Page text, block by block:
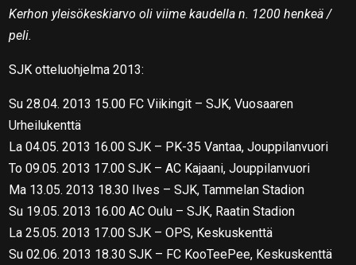
Kerhon yleisökeskiarvo oli viime kaudella n. 1200 henkeä /
peli.
SJK otteluohjelma 2013:
Su 28.04. 2013 15.00 FC Viikingit – SJK, Vuosaaren
Urheilukenttä
La 04.05. 2013 16.00 SJK – PK-35 Vantaa, Jouppilanvuori
To 09.05. 2013 17.00 SJK – AC Kajaani, Jouppilanvuori
Ma 13.05. 2013 18.30 Ilves – SJK, Tammelan Stadion
Su 19.05. 2013 16.00 AC Oulu – SJK, Raatin Stadion
La 25.05. 2013 17.00 SJK – OPS, Keskuskenttä
Su 02.06. 2013 18.30 SJK – FC KooTeePee, Keskuskenttä